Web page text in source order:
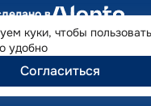
в alente
куки, чтобы
удобно
Согласиться